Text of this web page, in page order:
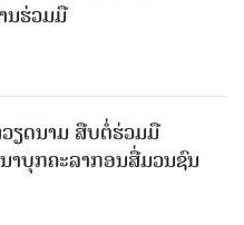
ນຮ່ວມມື
ຽດ​ນາມ ສືບ​ຕໍ່​ຮ່ວມ​ມື
າບຸກຄະລາກອນສື່ມວນຊົນ